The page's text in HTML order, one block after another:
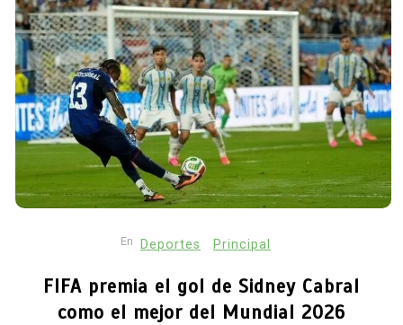
En Deportes Principal
FIFA premia el gol de Sidney Cabral
como el mejor del Mundial 2026